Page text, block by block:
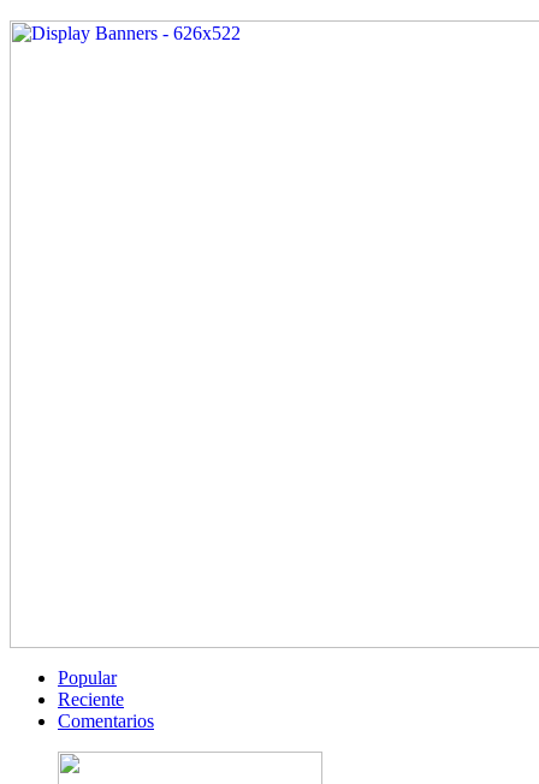
Popular
Reciente
Comentarios